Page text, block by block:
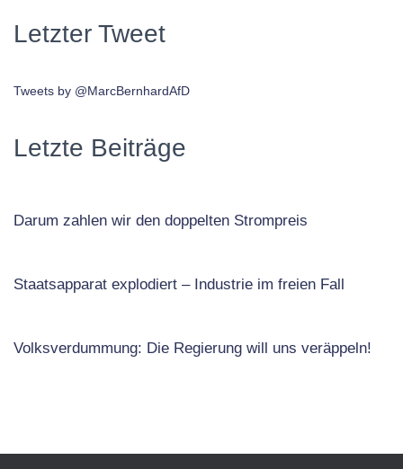
Letzter Tweet
Tweets by @MarcBernhardAfD
Letzte Beiträge
Darum zahlen wir den doppelten Strompreis
Staatsapparat explodiert – Industrie im freien Fall
Volksverdummung: Die Regierung will uns veräppeln!